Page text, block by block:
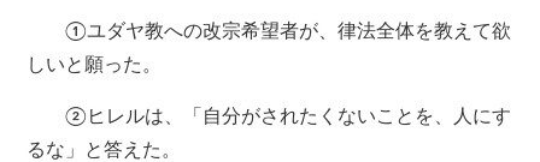
①ユダヤ教への改宗希望者が、律法全体を教えて欲
しいと願った。
②ヒレルは、「自分がされたくないことを、人にす
るな」と答えた。